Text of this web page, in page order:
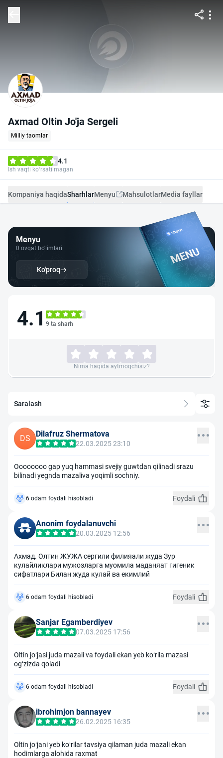
Axmad Oltin Jo'ja Sergeli
Milliy taomlar
4.1
Ish vaqti ko‘rsatilmagan
Kompaniya haqidaSharhlarMenyu MahsulotlarMedia fayllar
Menyu
0 ovqat bo'limlari
Ko'proq
4.1 9 ta sharh
Nima haqida aytmoqchisiz?
Saralash
DS Dilafruz Shermatova
22.03.2025 23:10
Oooooooo gap yuq hammasi svejiy guwtdan qilinadi srazu
bilinadi yegnda mazaliva yoqimli sochniy.
Foydali
6 odam foydali hisobladi
Anonim foydalanuvchi
20.03.2025 12:56
Ахмад. Олтин ЖУЖА сергили филияали жуда Зур
кулайликлари мужозларга муомила маданяат гигеник
сифатлари Билан жуда кулай ва екимлий
Foydali
6 odam foydali hisobladi
Sanjar Egamberdiyev
07.03.2025 17:56
Oltin joʻjasi juda mazali va foydali ekan yeb koʻrila mazasi
ogʻzizda qoladi
Foydali
6 odam foydali hisobladi
ibrohimjon bannayev
26.02.2025 16:35
Oltin jo‘jani yeb ko‘rilar tavsiya qilaman juda mazali ekan
hodimlarga alohida raxmat